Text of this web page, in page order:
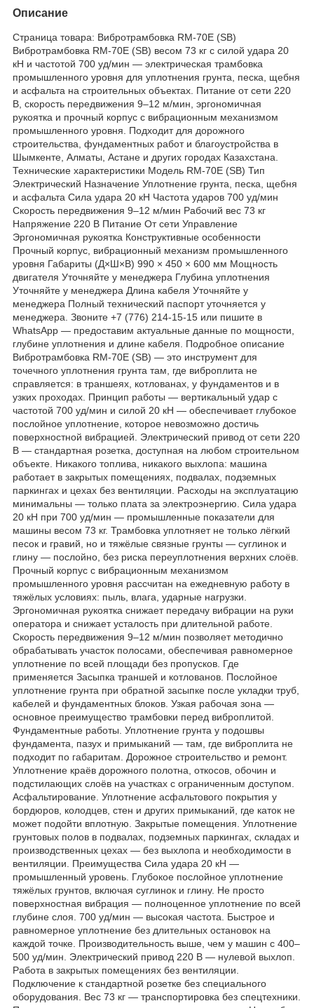
Описание
Страница товара: Вибротрамбовка RM-70E (SB)
Вибротрамбовка RM-70E (SB) весом 73 кг с силой удара 20
кН и частотой 700 уд/мин — электрическая трамбовка
промышленного уровня для уплотнения грунта, песка, щебня
и асфальта на строительных объектах. Питание от сети 220
В, скорость передвижения 9–12 м/мин, эргономичная
рукоятка и прочный корпус с вибрационным механизмом
промышленного уровня. Подходит для дорожного
строительства, фундаментных работ и благоустройства в
Шымкенте, Алматы, Астане и других городах Казахстана.
Технические характеристики Модель RM-70E (SB) Тип
Электрический Назначение Уплотнение грунта, песка, щебня
и асфальта Сила удара 20 кН Частота ударов 700 уд/мин
Скорость передвижения 9–12 м/мин Рабочий вес 73 кг
Напряжение 220 В Питание От сети Управление
Эргономичная рукоятка Конструктивные особенности
Прочный корпус, вибрационный механизм промышленного
уровня Габариты (Д×Ш×В) 990 × 450 × 600 мм Мощность
двигателя Уточняйте у менеджера Глубина уплотнения
Уточняйте у менеджера Длина кабеля Уточняйте у
менеджера Полный технический паспорт уточняется у
менеджера. Звоните +7 (776) 214-15-15 или пишите в
WhatsApp — предоставим актуальные данные по мощности,
глубине уплотнения и длине кабеля. Подробное описание
Вибротрамбовка RM-70E (SB) — это инструмент для
точечного уплотнения грунта там, где виброплита не
справляется: в траншеях, котлованах, у фундаментов и в
узких проходах. Принцип работы — вертикальный удар с
частотой 700 уд/мин и силой 20 кН — обеспечивает глубокое
послойное уплотнение, которое невозможно достичь
поверхностной вибрацией. Электрический привод от сети 220
В — стандартная розетка, доступная на любом строительном
объекте. Никакого топлива, никакого выхлопа: машина
работает в закрытых помещениях, подвалах, подземных
паркингах и цехах без вентиляции. Расходы на эксплуатацию
минимальны — только плата за электроэнергию. Сила удара
20 кН при 700 уд/мин — промышленные показатели для
машины весом 73 кг. Трамбовка уплотняет не только лёгкий
песок и гравий, но и тяжёлые связные грунты — суглинок и
глину — послойно, без риска переуплотнения верхних слоёв.
Прочный корпус с вибрационным механизмом
промышленного уровня рассчитан на ежедневную работу в
тяжёлых условиях: пыль, влага, ударные нагрузки.
Эргономичная рукоятка снижает передачу вибрации на руки
оператора и снижает усталость при длительной работе.
Скорость передвижения 9–12 м/мин позволяет методично
обрабатывать участок полосами, обеспечивая равномерное
уплотнение по всей площади без пропусков. Где
применяется Засыпка траншей и котлованов. Послойное
уплотнение грунта при обратной засыпке после укладки труб,
кабелей и фундаментных блоков. Узкая рабочая зона —
основное преимущество трамбовки перед виброплитой.
Фундаментные работы. Уплотнение грунта у подошвы
фундамента, пазух и примыканий — там, где виброплита не
подходит по габаритам. Дорожное строительство и ремонт.
Уплотнение краёв дорожного полотна, откосов, обочин и
подстилающих слоёв на участках с ограниченным доступом.
Асфальтирование. Уплотнение асфальтового покрытия у
бордюров, колодцев, стен и других примыканий, где каток не
может подойти вплотную. Закрытые помещения. Уплотнение
грунтовых полов в подвалах, подземных паркингах, складах и
производственных цехах — без выхлопа и необходимости в
вентиляции. Преимущества Сила удара 20 кН —
промышленный уровень. Глубокое послойное уплотнение
тяжёлых грунтов, включая суглинок и глину. Не просто
поверхностная вибрация — полноценное уплотнение по всей
глубине слоя. 700 уд/мин — высокая частота. Быстрое и
равномерное уплотнение без длительных остановок на
каждой точке. Производительность выше, чем у машин с 400–
500 уд/мин. Электрический привод 220 В — нулевой выхлоп.
Работа в закрытых помещениях без вентиляции.
Подключение к стандартной розетке без специального
оборудования. Вес 73 кг — транспортировка без спецтехники.